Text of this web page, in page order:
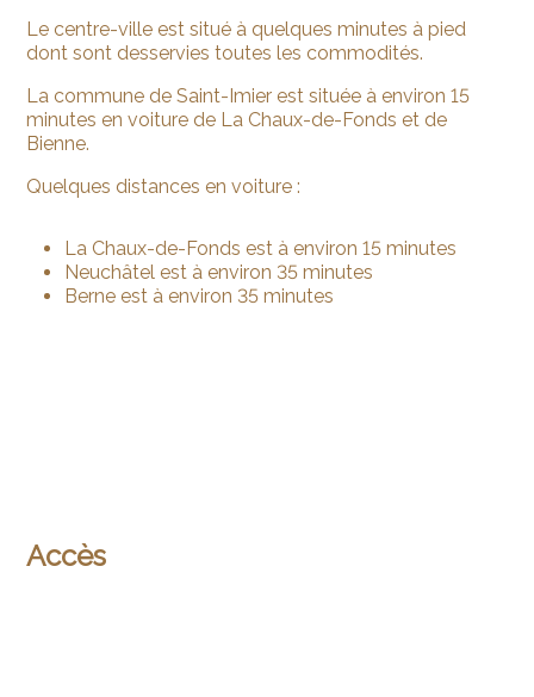
Le centre-ville est situé à quelques minutes à pied
dont sont desservies toutes les commodités.
La commune de Saint-Imier est située à environ 15
minutes en voiture de La Chaux-de-Fonds et de
Bienne.
Quelques distances en voiture :
La Chaux-de-Fonds est à environ 15 minutes
Neuchâtel est à environ 35 minutes
Berne est à environ 35 minutes
Accès